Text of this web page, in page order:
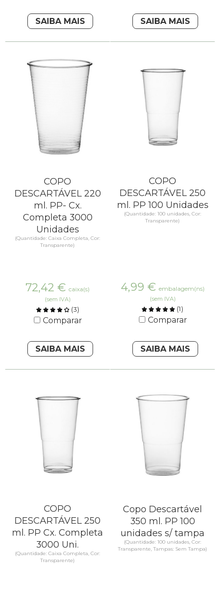
SAIBA MAIS SAIBA MAIS
COPO
DESCARTÁVEL 220
ml. PP- Cx.
Completa 3000
Unidades
(Quantidade: Caixa Completa, Cor:
Transparente)
72,42 € caixa(s)
(sem IVA)
(3)
Comparar
SAIBA MAIS
COPO
DESCARTÁVEL 250
ml. PP 100 Unidades
(Quantidade: 100 unidades, Cor:
Transparente)
4,99 € embalagem(ns)
(sem IVA)
(1)
Comparar
SAIBA MAIS
COPO
DESCARTÁVEL 250
ml. PP Cx. Completa
3000 Uni.
(Quantidade: Caixa Completa, Cor:
Transparente)
Copo Descartável
350 ml. PP 100
unidades s/ tampa
(Quantidade: 100 unidades, Cor:
Transparente, Tampas: Sem Tampa)